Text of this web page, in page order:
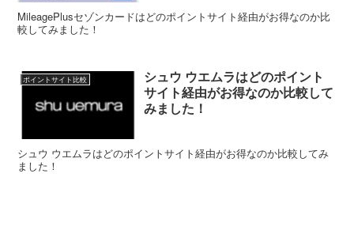
MileagePlusセゾンカードはどのポイントサイト経由がお得なのか比
較してみました！
ポイントサイト比較
シュウ ウエムラはどのポイント
サイト経由がお得なのか比較して
みました！
シュウ ウエムラはどのポイントサイト経由がお得なのか比較してみ
ました！